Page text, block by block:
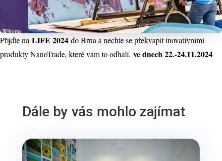
Přijďte na LIFE 2024 do Brna a nechte se překvapit inovativními
produkty NanoTrade, které vám to odhalí. ve dnech 22.-24.11.2024
Dále by vás mohlo zajímat